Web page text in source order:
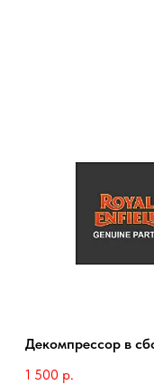
Декомпрессор в
1 500 р.